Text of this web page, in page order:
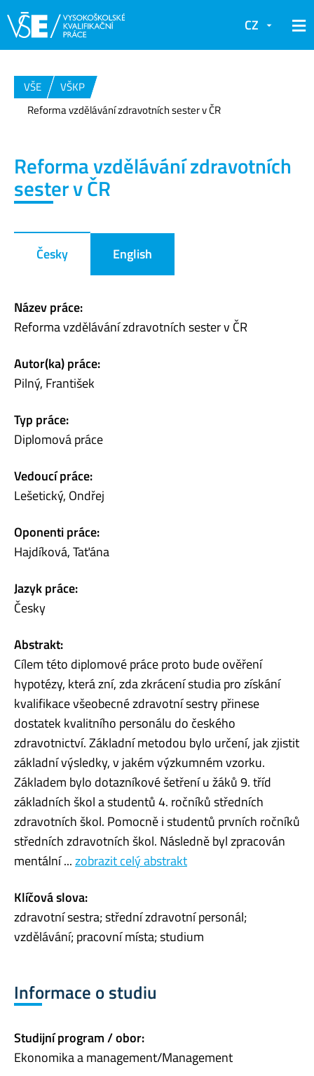
CZ
VŠE
VŠKP
Reforma vzdělávání zdravotních sester v ČR
Reforma vzdělávání zdravotních
sester v ČR
Česky English
Název práce:
Reforma vzdělávání zdravotních sester v ČR
Autor(ka) práce:
Pilný, František
Typ práce:
Diplomová práce
Vedoucí práce:
Lešetický, Ondřej
Oponenti práce:
Hajdíková, Taťána
Jazyk práce:
Česky
Abstrakt:
Cílem této diplomové práce proto bude ověření
hypotézy, která zní, zda zkrácení studia pro získání
kvalifikace všeobecné zdravotní sestry přinese
dostatek kvalitního personálu do českého
zdravotnictví. Základní metodou bylo určení, jak zjistit
základní výsledky, v jakém výzkumném vzorku.
Základem bylo dotazníkové šetření u žáků 9. tříd
základních škol a studentů 4. ročníků středních
zdravotních škol. Pomocně i studentů prvních ročníků
středních zdravotních škol. Následně byl zpracován
mentální ...zobrazit celý abstrakt
Klíčová slova:
zdravotní sestra; střední zdravotní personál;
vzdělávání; pracovní místa; studium
Informace o studiu
Studijní program / obor:
Ekonomika a management/Management